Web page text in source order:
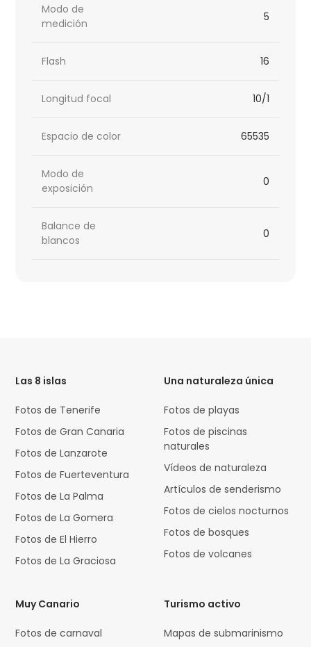
Modo de
medición
5
Flash 16
Longitud focal 10/1
Espacio de color 65535
Modo de
exposición
0
Balance de
blancos
0
Las 8 islas
Fotos de Tenerife
Fotos de Gran Canaria
Fotos de Lanzarote
Fotos de Fuerteventura
Fotos de La Palma
Fotos de La Gomera
Fotos de El Hierro
Fotos de La Graciosa
Una naturaleza única
Fotos de playas
Fotos de piscinas
naturales
Vídeos de naturaleza
Artículos de senderismo
Fotos de cielos nocturnos
Fotos de bosques
Fotos de volcanes
Muy Canario
Fotos de carnaval
Turismo activo
Mapas de submarinismo